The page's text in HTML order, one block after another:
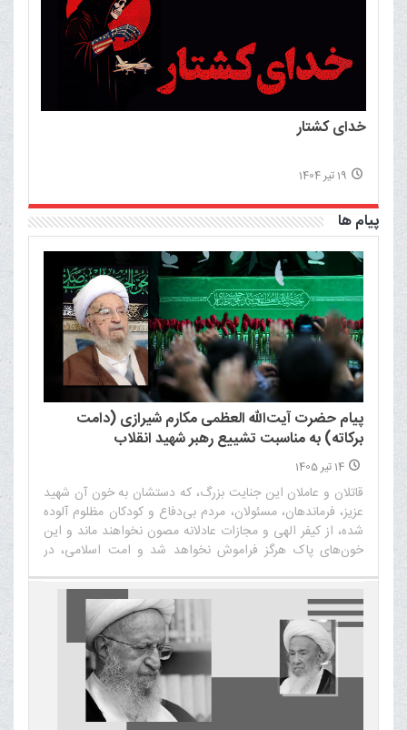
خدای کشتار
19 تیر 1404
پیام ها
پیام حضرت آیت‌الله العظمی مکارم شیرازی (دامت
برکاته) به مناسبت تشییع رهبر شهید انقلاب
14 تیر 1405
قاتلان و عاملان این جنایت بزرگ، که دستشان به خون آن شهید
عزیز، فرماندهان، مسئولان، مردم بی‌دفاع و کودکان مظلوم آلوده
شده، از کیفر الهی و مجازات عادلانه مصون نخواهند ماند و این
خون‌های پاک هرگز فراموش نخواهد شد و امت اسلامی، در
شهیدان دنبال خواهد کرد‌